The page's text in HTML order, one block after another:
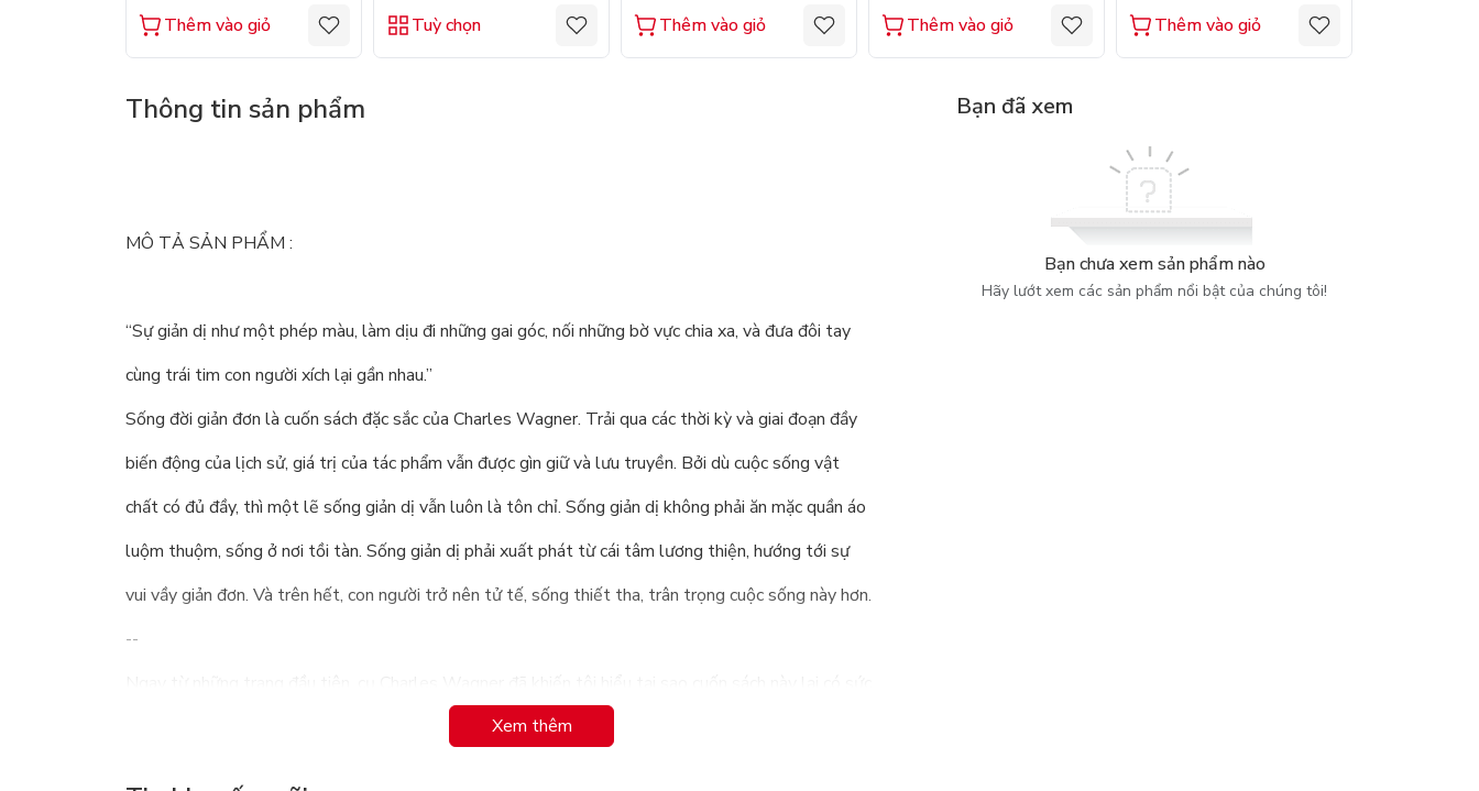
Thêm vào giỏ Tuỳ chọn Thêm vào giỏ Thêm vào giỏ Thêm vào giỏ
Thông tin sản phẩm
MÔ TẢ SẢN PHẨM :
“Sự giản dị như một phép màu, làm dịu đi những gai góc, nối những bờ vực chia xa, và đưa đôi tay
cùng trái tim con người xích lại gần nhau.”
Sống đời giản đơn là cuốn sách đặc sắc của Charles Wagner. Trải qua các thời kỳ và giai đoạn đầy
biến động của lịch sử, giá trị của tác phẩm vẫn được gìn giữ và lưu truyền. Bởi dù cuộc sống vật
chất có đủ đầy, thì một lẽ sống giản dị vẫn luôn là tôn chỉ. Sống giản dị không phải ăn mặc quần áo
luộm thuộm, sống ở nơi tồi tàn. Sống giản dị phải xuất phát từ cái tâm lương thiện, hướng tới sự
vui vầy giản đơn. Và trên hết, con người trở nên tử tế, sống thiết tha, trân trọng cuộc sống này hơn.
--
Xem thêm
Bạn đã xem
Bạn chưa xem sản phẩm nào
Hãy lướt xem các sản phẩm nổi bật của chúng tôi!